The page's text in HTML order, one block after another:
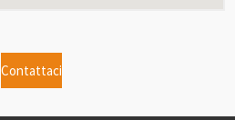
Contattaci